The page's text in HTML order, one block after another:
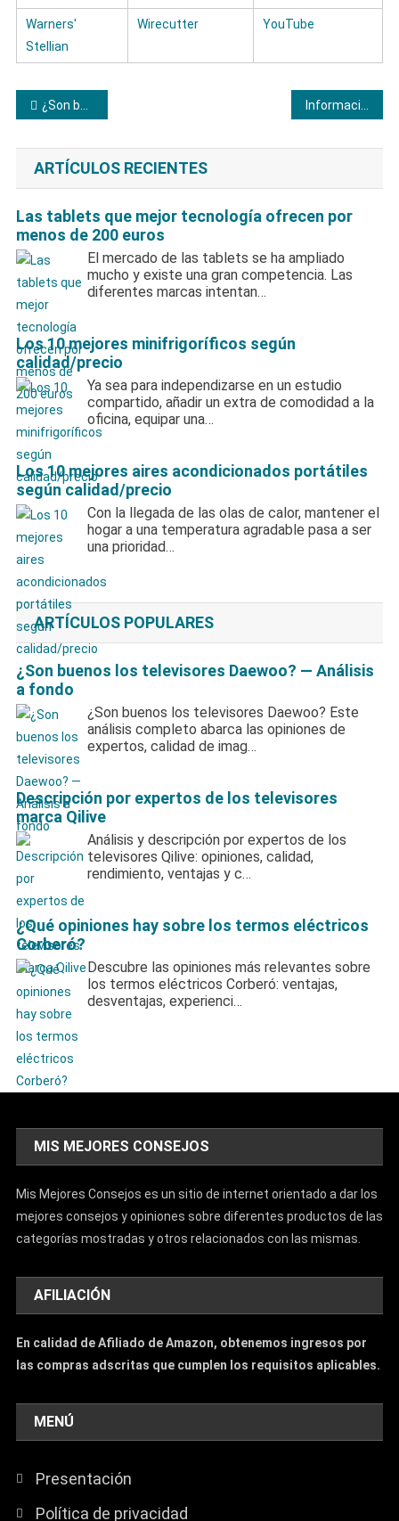
Warners'
Stellian
Wirecutter YouTube
Navegación
de
entradas
¿Son buenos los microondas de la marca Beko?
ARTÍCULOS RECIENTES
Las tablets que mejor tecnología ofrecen por
menos de 200 euros
El mercado de las tablets se ha ampliado
mucho y existe una gran competencia. Las
diferentes marcas intentan…
Los 10 mejores minifrigoríficos según
calidad/precio
Ya sea para independizarse en un estudio
compartido, añadir un extra de comodidad a la
oficina, equipar una…
Los 10 mejores aires acondicionados portátiles
según calidad/precio
Con la llegada de las olas de calor, mantener el
hogar a una temperatura agradable pasa a ser
una prioridad…
ARTÍCULOS POPULARES
¿Son buenos los televisores Daewoo? — Análisis
a fondo
¿Son buenos los televisores Daewoo? Este
análisis completo abarca las opiniones de
expertos, calidad de imag…
Descripción por expertos de los televisores
marca Qilive
Análisis y descripción por expertos de los
televisores Qilive: opiniones, calidad,
rendimiento, ventajas y c…
¿Qué opiniones hay sobre los termos eléctricos
Corberó?
Descubre las opiniones más relevantes sobre
los termos eléctricos Corberó: ventajas,
desventajas, experienci…
MIS MEJORES CONSEJOS
Mis Mejores Consejos es un sitio de internet orientado a dar los
mejores consejos y opiniones sobre diferentes productos de las
categorías mostradas y otros relacionados con las mismas.
AFILIACIÓN
En calidad de Afiliado de Amazon, obtenemos ingresos por
las compras adscritas que cumplen los requisitos aplicables.
MENÚ
Presentación
Política de privacidad